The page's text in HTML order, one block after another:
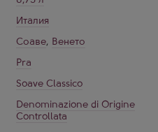
Италия
Соаве, Венето
Pra
Soave Classico
Denominazione di Origine
Controllata